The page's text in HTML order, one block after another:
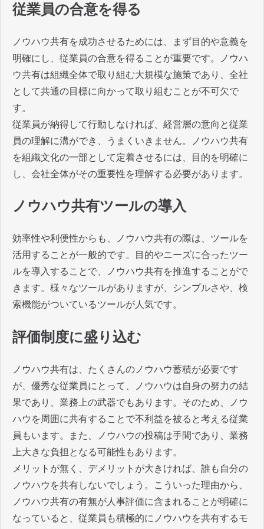
従業員の合意を得る
ノウハウ共有を成功させるためには、まず目的や意義を
明確にし、従業員の合意を得ることが重要です。ノウハ
ウ共有は組織全体で取り組む大規模な施策であり、全社
として共通の目標に向かって取り組むことが不可欠で
す。
従業員が納得して行動しなければ、経営層の意向と従業
員の理解に溝ができ、うまくいきません。ノウハウ共有
を組織文化の一部として定着させるには、目的を明確に
し、会社全体がその重要性を理解する必要があります。
ノウハウ共有ツールの導入
効率性や利便性からも、ノウハウ共有の際は、ツールを
活用することが一般的です。目的やニーズに合ったツー
ルを導入することで、ノウハウ共有を推進することがで
きます。様々なツールがありますが、シンプルさや、検
索機能がついているツールが人気です。
評価制度に盛り込む
ノウハウ共有は、たくさんのノウハウ蓄積が必要です
が、優秀な従業員にとって、ノウハウは自身の努力の結
果であり、業務上の武器でもあります。そのため、ノウ
ハウを周囲に共有することで不利益を被ると考える従業
員もいます。また、ノウハウの投稿は手間であり、業務
上大きな負担となる可能性もあります。
メリットが無く、デメリットが大きければ、誰も自分の
ノウハウを共有しないでしょう。こういった理由から、
ノウハウ共有の有無が人事評価に含まれることが明確に
なっていると、従業員も積極的にノウハウを共有するモ